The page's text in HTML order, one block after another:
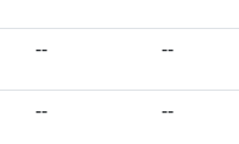
-- --
-- --